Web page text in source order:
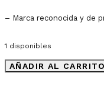
– Marca reconocida y de
1 disponibles
AÑADIR AL CARRITO